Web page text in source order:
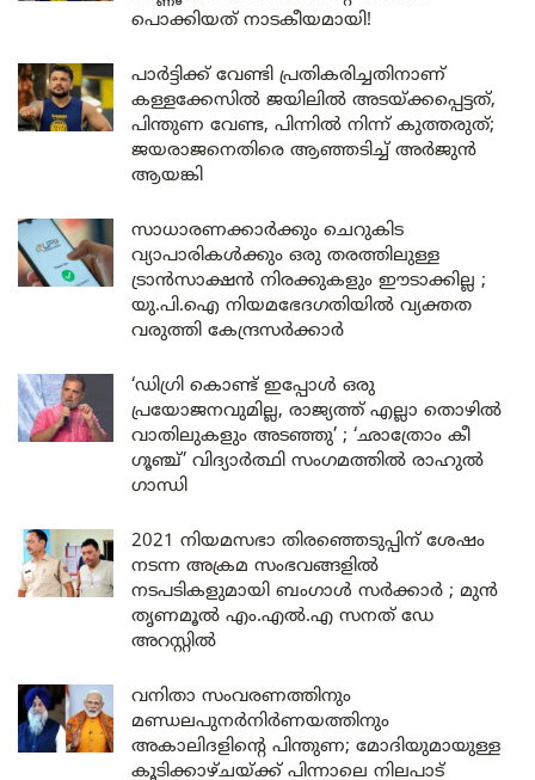
പൊക്കിയത് നാടകീയമായി!
പാർട്ടിക്ക് വേണ്ടി പ്രതികരിച്ചതിനാണ്
കള്ളക്കേസിൽ ജയിലിൽ അടയ്ക്കപ്പെട്ടത്,
പിന്തുണ വേണ്ട, പിന്നിൽ നിന്ന് കുത്തരുത്;
ജയരാജനെതിരെ ആഞ്ഞടിച്ച് അർജുൻ
ആയങ്കി
സാധാരണക്കാർക്കും ചെറുകിട
വ്യാപാരികൾക്കും ഒരു തരത്തിലുള്ള
ട്രാൻസാക്ഷൻ നിരക്കുകളും ഈടാക്കില്ല ;
യു.പി.ഐ നിയമഭേദഗതിയിൽ വ്യക്തത
വരുത്തി കേന്ദ്രസർക്കാർ
‘ഡിഗ്രി കൊണ്ട് ഇപ്പോൾ ഒരു
പ്രയോജനവുമില്ല, രാജ്യത്ത് എല്ലാ തൊഴിൽ
വാതിലുകളും അടഞ്ഞു’ ; ‘ഛാത്രോം കീ
ഗൂഞ്ച്’ വിദ്യാർത്ഥി സംഗമത്തിൽ രാഹുൽ
ഗാന്ധി
2021 നിയമസഭാ തിരഞ്ഞെടുപ്പിന് ശേഷം
നടന്ന അക്രമ സംഭവങ്ങളിൽ
നടപടികളുമായി ബംഗാൾ സർക്കാർ ; മുൻ
തൃണമൂൽ എം.എൽ.എ സനത് ഡേ
അറസ്റ്റിൽ
വനിതാ സംവരണത്തിനും
മണ്ഡലപുനർനിർണയത്തിനും
അകാലിദളിന്റെ പിന്തുണ; മോദിയുമായുള്ള
കൂടിക്കാഴ്ചയ്ക്ക് പിന്നാലെ നിലപാട്